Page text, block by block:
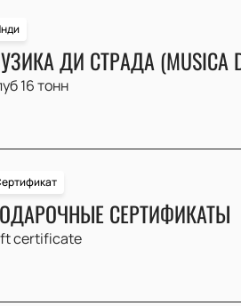
ДИ СТРАДА (MUSICA
16 тонн
СЕРТИФИКАТЫ
certificate